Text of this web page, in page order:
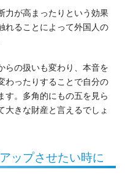
力が高まったりという効果
れることによって外国人の
らの扱いも変わり、本音を
わったりすることで自分の
す。多角的にもの五を見ら
大きな財産と言えるでしょ
ップさせたい時に